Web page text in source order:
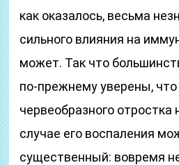
как оказалось, весьма
сильного влияния на
может. Так что
по-прежнему уверены,
червеобразного отростка
случае его воспаления
существенный: вовремя